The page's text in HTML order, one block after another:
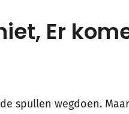
Er
spullen wegdoen.